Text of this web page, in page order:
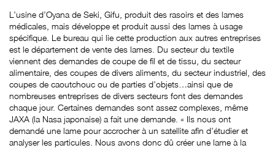
L’usine d’Oyana de Seki, Gifu, produit des rasoirs et des lames
médicales, mais développe et produit aussi des lames à usage
spécifique. Le bureau qui lie cette production aux autres entreprises
est le département de vente des lames. Du secteur du textile
viennent des demandes de coupe de fil et de tissu, du secteur
alimentaire, des coupes de divers aliments, du secteur industriel, des
coupes de caoutchouc ou de parties d’objets…ainsi que de
nombreuses entreprises de divers secteurs font des demandes
chaque jour. Certaines demandes sont assez complexes, même
JAXA (la Nasa japonaise) a fait une demande. « Ils nous ont
demandé une lame pour accrocher à un satellite afin d’étudier et
analyser les particules. Nous avons donc dû créer une lame à la